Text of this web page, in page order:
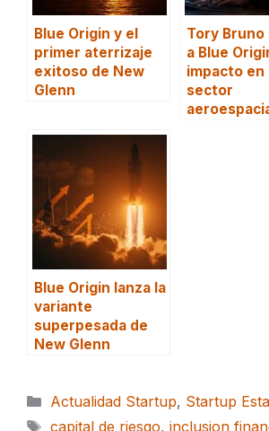
Blue Origin y el
primer aterrizaje
exitoso de New
Glenn
Tory Bruno
a Blue
impacto en
sector
Blue Origin lanza la
variante
superpesada de
New Glenn
Categorías
Actualidad Startup, Startup
Etiquetas
capital de riesgo, inclusion